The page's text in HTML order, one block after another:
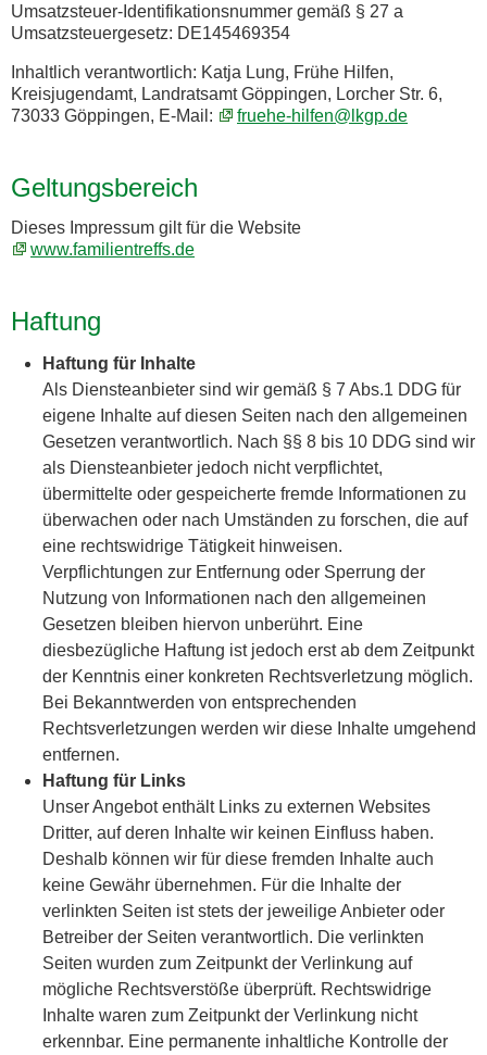
Umsatzsteuer-Identifikationsnummer gemäß § 27 a
Umsatzsteuergesetz: DE145469354
Inhaltlich verantwortlich: Katja Lung, Frühe Hilfen,
Kreisjugendamt, Landratsamt Göppingen, Lorcher Str. 6,
73033 Göppingen, E-Mail:
fruehe-hilfen@lkgp.de
Geltungsbereich
Dieses Impressum gilt für die Website
www.familientreffs.de
Haftung
Haftung für Inhalte
Als Diensteanbieter sind wir gemäß § 7 Abs.1 DDG für
eigene Inhalte auf diesen Seiten nach den allgemeinen
Gesetzen verantwortlich. Nach §§ 8 bis 10 DDG sind wir
als Diensteanbieter jedoch nicht verpflichtet,
übermittelte oder gespeicherte fremde Informationen zu
überwachen oder nach Umständen zu forschen, die auf
eine rechtswidrige Tätigkeit hinweisen.
Verpflichtungen zur Entfernung oder Sperrung der
Nutzung von Informationen nach den allgemeinen
Gesetzen bleiben hiervon unberührt. Eine
diesbezügliche Haftung ist jedoch erst ab dem Zeitpunkt
der Kenntnis einer konkreten Rechtsverletzung möglich.
Bei Bekanntwerden von entsprechenden
Rechtsverletzungen werden wir diese Inhalte umgehend
entfernen.
Haftung für Links
Unser Angebot enthält Links zu externen Websites
Dritter, auf deren Inhalte wir keinen Einfluss haben.
Deshalb können wir für diese fremden Inhalte auch
keine Gewähr übernehmen. Für die Inhalte der
verlinkten Seiten ist stets der jeweilige Anbieter oder
Betreiber der Seiten verantwortlich. Die verlinkten
Seiten wurden zum Zeitpunkt der Verlinkung auf
mögliche Rechtsverstöße überprüft. Rechtswidrige
Inhalte waren zum Zeitpunkt der Verlinkung nicht
erkennbar. Eine permanente inhaltliche Kontrolle der